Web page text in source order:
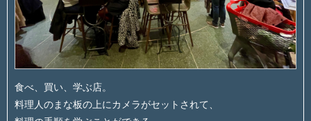
食べ、買い、学ぶ店。
料理人のまな板の上にカメラがセットされて、